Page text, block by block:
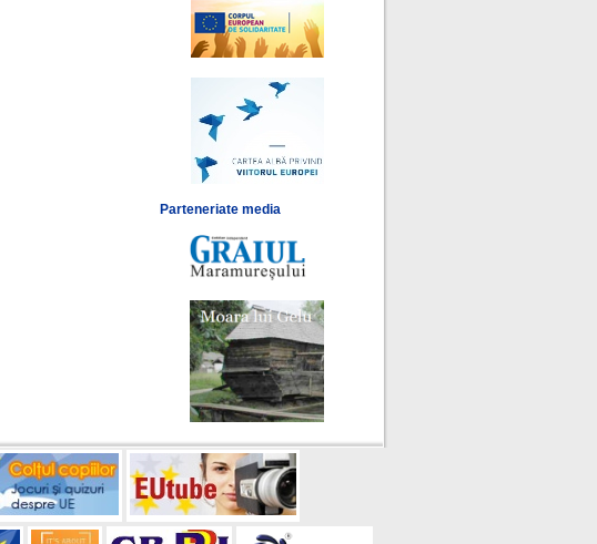
Parteneriate media